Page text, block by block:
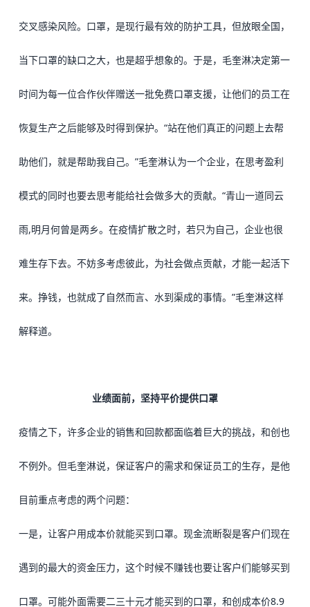
交叉感染风险。 口罩，是现行最有效的防护工具，但放眼全国，
当下口罩的缺口之大，也是超乎想象的。于是，毛奎淋决定第一
时间为每一位合作伙伴赠送一批免费口罩支援，让他们的员工在
恢复生产之后能够及时得到保护。“站在他们真正的问题上去帮
助他们，就是帮助我自己。”毛奎淋认为一个企业，在思考盈利
模式的同时也要去思考能给社会做多大的贡献。“青山一道同云
雨,明月何曾是两乡。在疫情扩散之时，若只为自己，企业也很
难生存下去。不妨多考虑彼此，为社会做点贡献，才能一起活下
来。挣钱，也就成了自然而言、水到渠成的事情。”毛奎淋这样
解释道。
业绩面前，坚持平价提供口罩
疫情之下，许多企业的销售和回款都面临着巨大的挑战，和创也
不例外。但毛奎淋说，保证客户的需求和保证员工的生存，是他
目前重点考虑的两个问题：
一是，让客户用成本价就能买到口罩。现金流断裂是客户们现在
遇到的最大的资金压力，这个时候不赚钱也要让客户们能够买到
口罩。可能外面需要二三十元才能买到的口罩，和创成本价8.9